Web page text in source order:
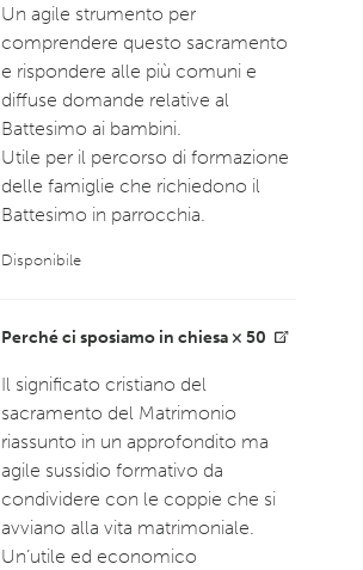
Un agile strumento per
comprendere questo sacramento
e rispondere alle più comuni e
diffuse domande relative al
Battesimo ai bambini.
Utile per il percorso di formazione
delle famiglie che richiedono il
Battesimo in parrocchia.
Disponibile
Perché ci sposiamo in chiesa × 50
Il significato cristiano del
sacramento del Matrimonio
riassunto in un approfondito ma
agile sussidio formativo da
condividere con le coppie che si
avviano alla vita matrimoniale.
Un’utile ed economico